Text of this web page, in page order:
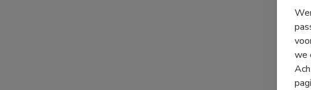
we